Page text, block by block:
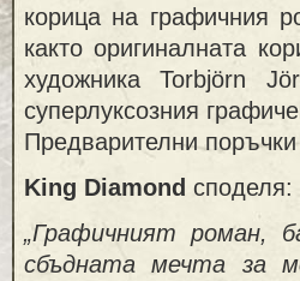
корица на графичния
както оригиналната
художника Torbjörn
суперлуксозния
Предварителни поръчки
King Diamond споделя:
„Графичният роман,
сбъдната мечта за